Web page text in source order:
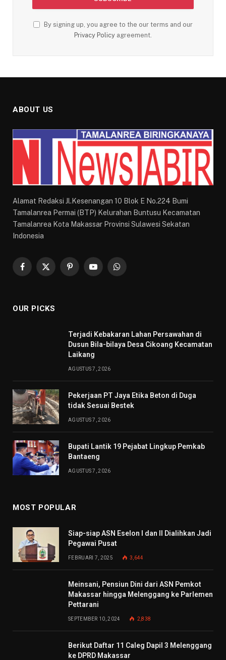
By signing up, you agree to the our terms and our
Privacy Policy agreement.
ABOUT US
Alamat Redaksi Jl.Kesenangan 10 Blok E No.224 Bumi
Tamalanrea Permai (BTP) Kelurahan Buntusu Kecamatan
Tamalanrea Kota Makassar Provinsi Sulawesi Sekatan
Indonesia
Facebook
X
PinterestYouTubeWhatsApp
OUR PICKS
Terjadi Kebakaran Lahan Persawahan di
Dusun Bila-bilaya Desa Cikoang Kecamatan
Laikang
AGUSTUS 7, 2026
Pekerjaan PT Jaya Etika Beton di Duga
tidak Sesuai Bestek
AGUSTUS 7, 2026
Bupati Lantik 19 Pejabat Lingkup Pemkab
Bantaeng
AGUSTUS 7, 2026
MOST POPULAR
Siap-siap ASN Eselon I dan II Dialihkan Jadi
Pegawai Pusat
FEBRUARI 7, 2025 3,644
Meinsani, Pensiun Dini dari ASN Pemkot
Makassar hingga Melenggang ke Parlemen
Pettarani
SEPTEMBER 10, 2024 2,838
Berikut Daftar 11 Caleg Dapil 3 Melenggang
ke DPRD Makassar